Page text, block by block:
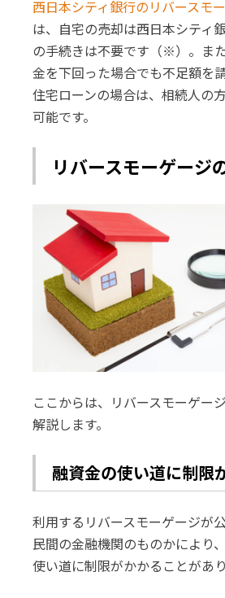
西日本シティ銀行のリバースモ
は、自宅の売却は西日本シティ
の手続きは不要です（※）。ま
金を下回った場合でも不足額を
住宅ローンの場合は、相続人の
可能です。
リバースモーゲージ
ここからは、リバースモーゲー
解説します。
融資金の使い道に制限
利用するリバースモーゲージが
民間の金融機関のものかにより
使い道に制限がかかることがあり